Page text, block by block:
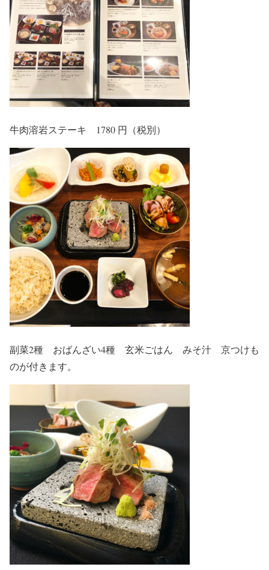
牛肉溶岩ステーキ 1780 円（税別）
副菜2種 おばんざい4種 玄米ごはん みそ汁 京つけも
のが付きます。